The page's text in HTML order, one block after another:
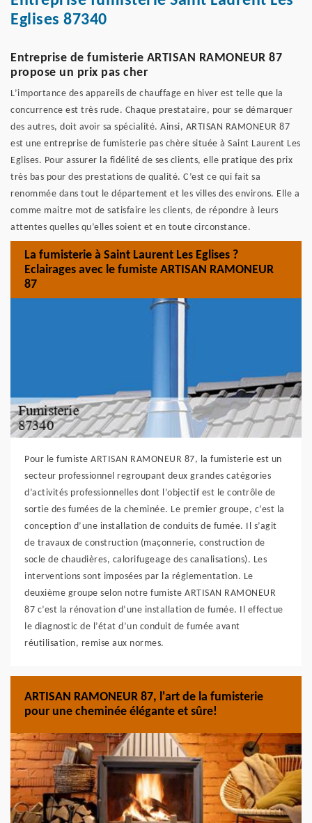
Eglises 87340
Entreprise de fumisterie ARTISAN RAMONEUR 87
propose un prix pas cher
L’importance des appareils de chauffage en hiver est telle que la
concurrence est très rude. Chaque prestataire, pour se démarquer
des autres, doit avoir sa spécialité. Ainsi, ARTISAN RAMONEUR 87
est une entreprise de fumisterie pas chère située à Saint Laurent Les
Eglises. Pour assurer la fidélité de ses clients, elle pratique des prix
très bas pour des prestations de qualité. C’est ce qui fait sa
renommée dans tout le département et les villes des environs. Elle a
comme maitre mot de satisfaire les clients, de répondre à leurs
attentes quelles qu’elles soient et en toute circonstance.
La fumisterie à Saint Laurent Les Eglises ?
Eclairages avec le fumiste ARTISAN RAMONEUR
87
Pour le fumiste ARTISAN RAMONEUR 87, la fumisterie est un
secteur professionnel regroupant deux grandes catégories
d’activités professionnelles dont l’objectif est le contrôle de
sortie des fumées de la cheminée. Le premier groupe, c’est la
conception d’une installation de conduits de fumée. Il s’agit
de travaux de construction (maçonnerie, construction de
socle de chaudières, calorifugeage des canalisations). Les
interventions sont imposées par la réglementation. Le
deuxième groupe selon notre fumiste ARTISAN RAMONEUR
87 c’est la rénovation d’une installation de fumée. Il effectue
le diagnostic de l’état d’un conduit de fumée avant
réutilisation, remise aux normes.
ARTISAN RAMONEUR 87, l'art de la fumisterie
pour une cheminée élégante et sûre!